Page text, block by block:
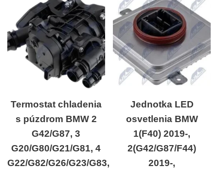
Termostat chladenia
s púzdrom BMW 2
G42/G87, 3
G20/G80/G21/G81, 4
G22/G82/G26/G23/G83,
Jednotka LED
osvetlenia BMW
1(F40) 2019-,
2(G42/G87/F44)
2019-,